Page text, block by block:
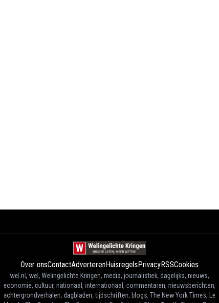
Over onsContactAdverterenHuisregels PrivacyRSSCookies
wel.nl, wel, Welingelichte Kringen, media, journalistiek, dagelijks, nieuws,
economie, cultuur, nationaal, internationaal, commentaren, nieuwsberichten,
achtergrondverhalen, dagbladen, tijdschriften, blogs, The New York Times, Le